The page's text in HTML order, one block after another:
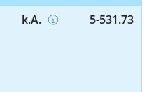
k.A. 5-531.73